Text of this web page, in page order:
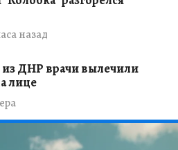
назад
ДНР врачи вылечили
лице